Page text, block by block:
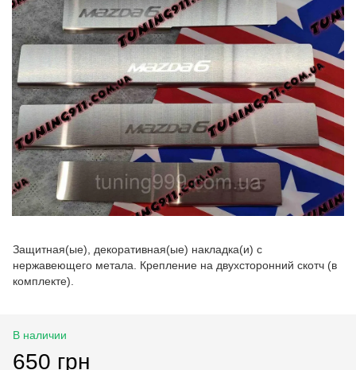
Защитная(ые), декоративная(ые) накладка(и) с
нержавеющего метала. Крепление на двухсторонний скотч (в
комплекте).
В наличии
650 грн